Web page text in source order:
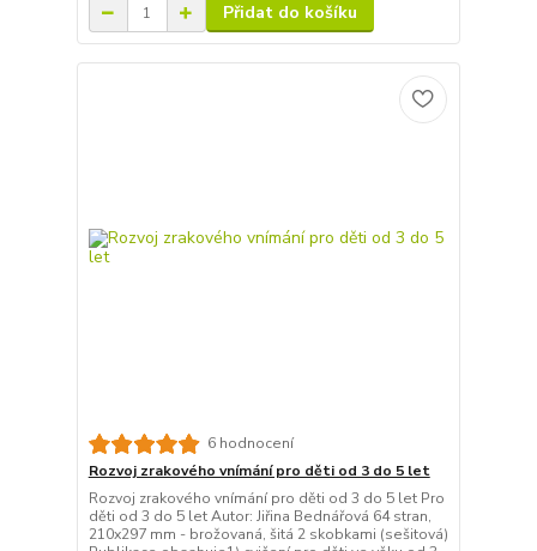
Přidat do košíku
6 hodnocení
Rozvoj zrakového vnímání pro děti od 3 do 5 let
Rozvoj zrakového vnímání pro děti od 3 do 5 let Pro
děti od 3 do 5 let Autor: Jiřina Bednářová 64 stran,
210x297 mm - brožovaná, šitá 2 skobkami (sešitová)